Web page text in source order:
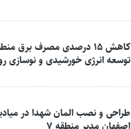
توسعه انرژی خورشیدی و نوسازی
طراحی و نصب المان شهدا در